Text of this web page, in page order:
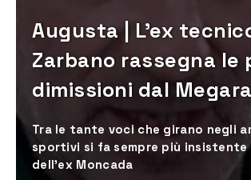
Augusta | L’ex
Zarbano rassegna le
dimissioni dal Megara
Tra le tante voci che girano negli
sportivi si fa sempre più insistente
dell'ex Moncada